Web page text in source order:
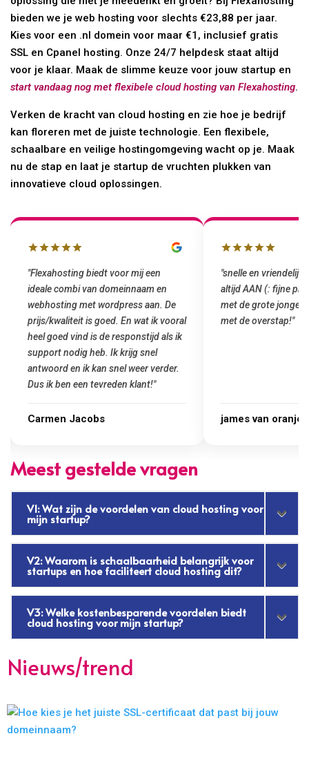
bieden we je web hosting voor slechts €23,88 per jaar.
Kies voor een .nl domein voor maar €1, inclusief gratis
SSL en Cpanel hosting. Onze 24/7 helpdesk staat altijd
voor je klaar. Maak de slimme keuze voor jouw startup en
start vandaag nog met flexibele cloud hosting van Flexahosting.
Verken de kracht van cloud hosting en zie hoe je bedrijf
kan floreren met de juiste technologie. Een flexibele,
schaalbare en veilige hostingomgeving wacht op je. Maak
nu de stap en laat je startup de vruchten plukken van
innovatieve cloud oplossingen.
"Flexahosting biedt voor mij een
ideale combi van domeinnaam en
webhosting met wordpress aan. De
prijs/kwaliteit is goed. En wat ik vooral
heel goed vind is de responstijd als ik
support nodig heb. Ik krijg snel
antwoord en ik kan snel weer verder.
Dus ik ben een tevreden klant!"
Carmen Jacobs
"snelle en
altijd AAN (: fijne
met de grote
met de overstap!"
james van oranje
Meest gestelde vragen
V1: Wat zijn de voordelen van cloud hosting voor
mijn startup?
V2: Waarom is schaalbaarheid belangrijk voor
startups en hoe faciliteert cloud hosting dit?
V3: Welke kostenbesparende voordelen biedt
cloud hosting voor mijn startup?
Nieuws/trend